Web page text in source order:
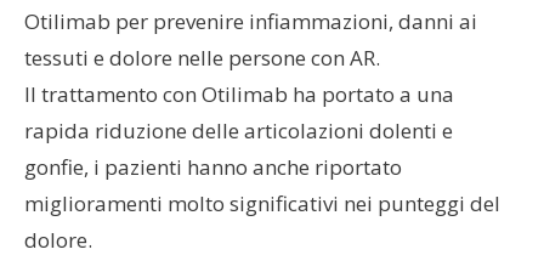
Otilimab per prevenire infiammazioni, danni ai
tessuti e dolore nelle persone con AR.
Il trattamento con Otilimab ha portato a una
rapida riduzione delle articolazioni dolenti e
gonfie, i pazienti hanno anche riportato
miglioramenti molto significativi nei punteggi del
dolore.